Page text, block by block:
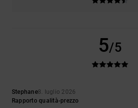
5/5
Stephane8. luglio 2026
Rapporto qualità-prezzo